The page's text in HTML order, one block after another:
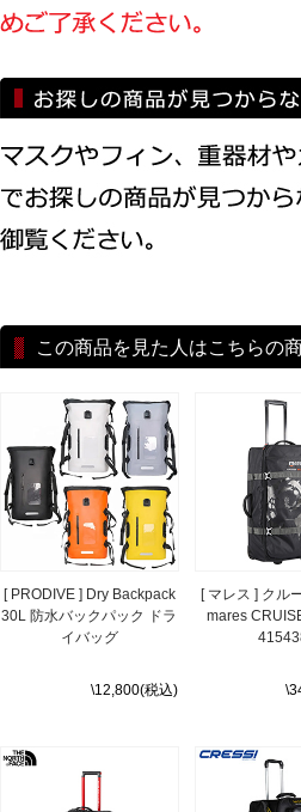
この商品を見た人はこちらの
[ PRODIVE ] Dry Backpack
30L 防水バックパック ドラ
イバッグ
\12,800(税込)
[ マレス ] クル
mares